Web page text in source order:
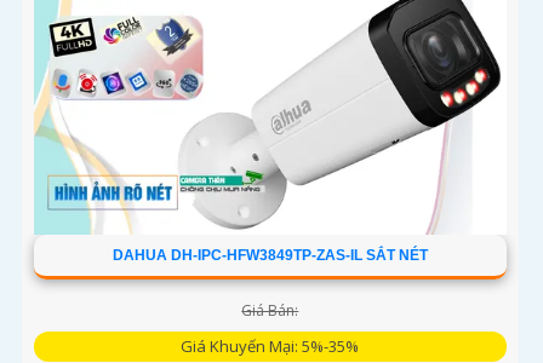
DAHUA DH-IPC-HFW3849TP-ZAS-IL SẮT NÉT
Giá Bán:
Giá Khuyến Mại: 5%-35%